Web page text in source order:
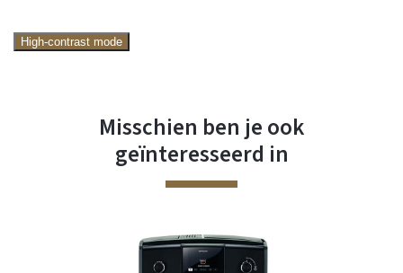
High-contrast mode
Misschien ben je ook
geïnteresseerd in